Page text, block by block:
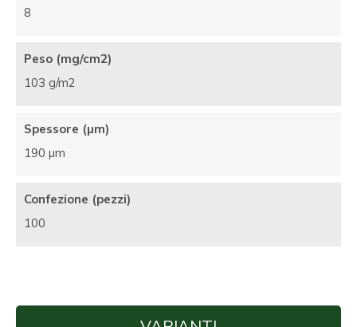
8
Peso (mg/cm2)
103 g/m2
Spessore (µm)
190 µm
Confezione (pezzi)
100